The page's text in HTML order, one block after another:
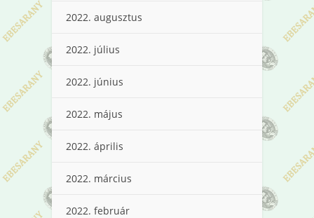
2022. augusztus
2022. július
2022. június
2022. május
2022. április
2022. március
2022. február